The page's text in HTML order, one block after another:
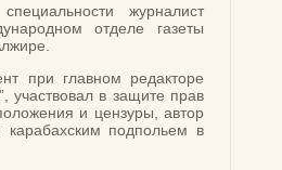
журналист
отделе газеты
при главном редакторе
участвовал в защите прав
и цензуры, автор
карабахским подпольем в